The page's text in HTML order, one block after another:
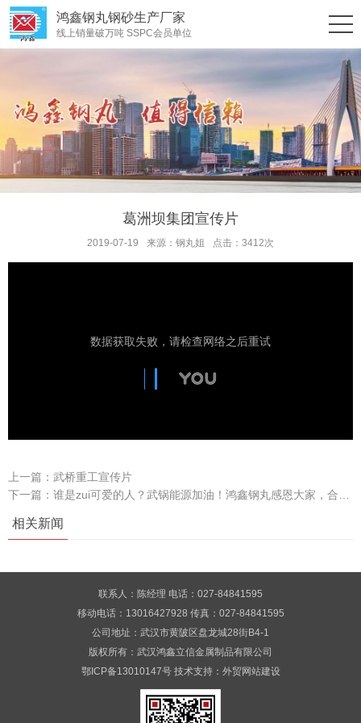
鸿鑫钢丸钢砂生产厂家
线上销量破万吨 SSPC会员单位
葛洲坝集团宣传片
2019-07-19 来源：钢丸姐 点击：3412次
上一篇： 武桥重工宣传片
下一篇： 谁是zui可爱的人？武锅能源加油！鸿鑫钢丸感恩大家，合作中成本直达
相关新闻
联系人：陈经理 电话：027-84841595
移动电话：13016427928 传真：027-84841595
公司地址：武汉市黄陂区盘龙城28街B4-1
版权所有：武汉鸿鑫立信金属制品有限公司
鄂ICP备13010147号技术支持： 外贸网站建设